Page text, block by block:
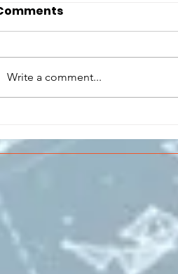
PERCORSO DI
FORMAZIONE SCUOLA
COLONNA”
Write a comment...